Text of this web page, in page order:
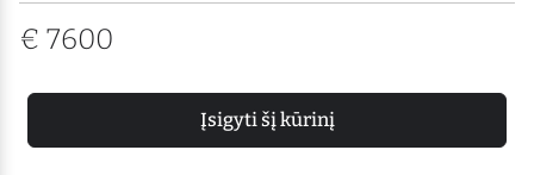
€ 7600
Įsigyti šį kūrinį